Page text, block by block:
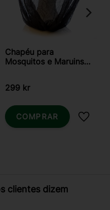
aos favoritos
Chapéu para
Mosquitos e Maruins
299kr
COMPRAR
clientes dizem